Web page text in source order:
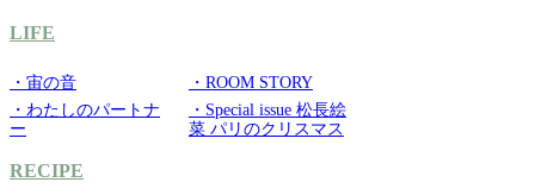
LIFE
・宙の音
・ROOM STORY
・わたしのパートナ
ー
・Special issue 松長絵
菜 パリのクリスマス
RECIPE